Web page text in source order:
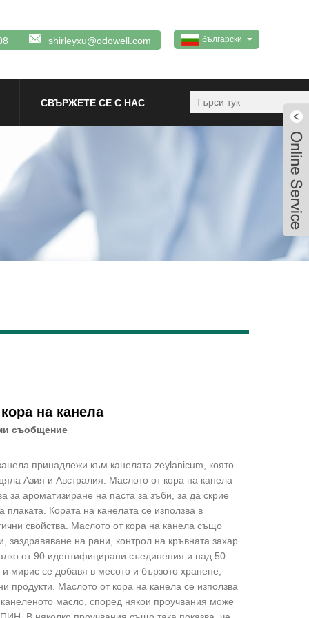
български
shirleyxu@odowell.com
СВЪРЖЕТЕ СЕ С НАС
на канела
съобщение
принадлежи към канелата zeylanicum, която
Азия и Австралия. Маслото от кора на канела
за ароматизиране на паста за зъби, за да скрие
Кората на канелата се използва в
свойства. Маслото от кора на канела също
на рани, контрол на кръвната захар
от 90 идентифицирани съединения и над 50
мирис се добавя в месото и бързото хранене,
продукти. Маслото от кора на канела се използва
масло, според някои проучвания може